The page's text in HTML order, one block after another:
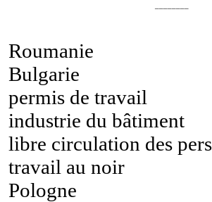
Roumanie
Bulgarie
permis de travail
industrie du bâtiment
libre circulation des
travail au noir
Pologne